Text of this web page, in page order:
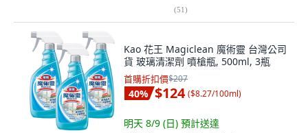
(51)
Kao 花王 Magiclean 魔術靈 台灣公司
貨 玻璃清潔劑 噴槍瓶, 500ml, 3瓶
首購折扣價$207
40% $124 ($8.27/100ml)
明天 8/9 (日) 預計送達